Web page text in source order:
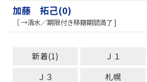
加藤 拓己(0)
［ →清水／期限付き移籍期間満了 ]
新着(1) Ｊ１
Ｊ３
札幌